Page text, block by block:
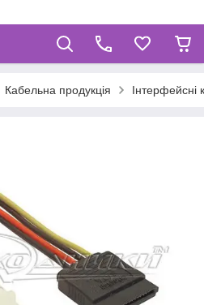
Кабельна продукція Інтерфейсні